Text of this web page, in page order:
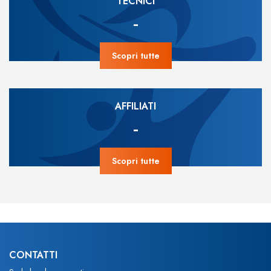
-
Scopri tutte
AFFILIATI
-
Scopri tutte
CONTATTI